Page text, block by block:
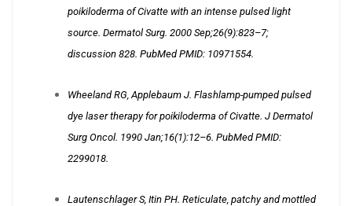
poikiloderma of Civatte with an intense pulsed light
source. Dermatol Surg. 2000 Sep;26(9):823–7;
discussion 828. PubMed PMID: 10971554.
Wheeland RG, Applebaum J. Flashlamp-pumped pulsed
dye laser therapy for poikiloderma of Civatte. J Dermatol
Surg Oncol. 1990 Jan;16(1):12–6. PubMed PMID:
2299018.
Lautenschlager S, Itin PH. Reticulate, patchy and mottled